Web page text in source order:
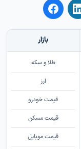
بازار
طلا و سکه
ارز
قیمت خودرو
قیمت مسکن
قیمت موبایل